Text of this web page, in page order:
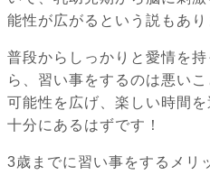
能性が広がるという説もあり
普段からしっかりと愛情を
ら、習い事をするのは悪い
可能性を広げ、楽しい時間
十分にあるはずです！
3歳までに習い事をするメリ